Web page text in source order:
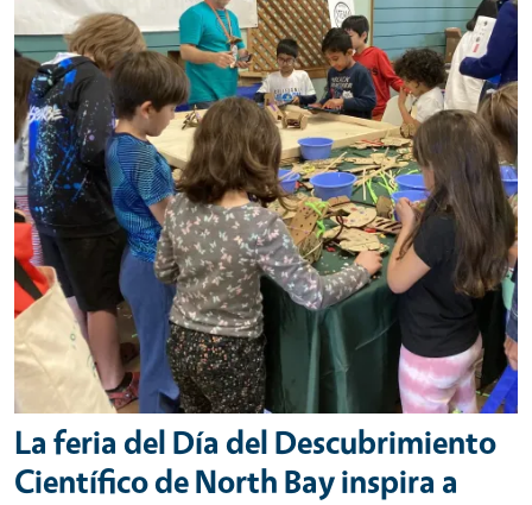
La feria del Día del Descubrimiento
Científico de North Bay inspira a